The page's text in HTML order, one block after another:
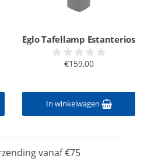
Eglo Tafellamp Estanterios
€159,00
In winkelwagen
vanaf €75